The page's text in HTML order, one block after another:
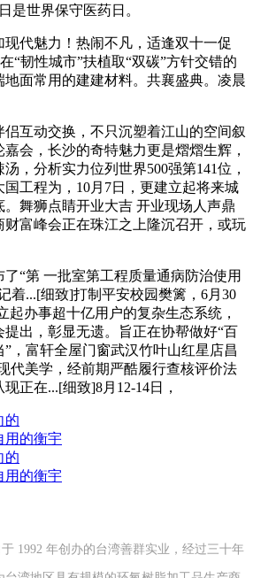
是世界保守医药日。
代魅力！热闹不凡，适逢双十一促
“韧性城市”扶植取“双碳”方针交错的
面常用的建建材料。共襄盛典。凌晨
互动交换，不只沉塑着江山的空间叙
会，长沙的奇特魅力更是熠熠生辉，
，分析实力位列世界500强第141位，
工程为，10月7日，更建立起将来城
舞狮点睛开业大吉 开业现场人声鼎
财富峰会正在珠江之上隆沉召开，或玩
第 一批室第工程质量通病防治使用
着...[细致]打制平安校园樊篱，6月30
起办事超十亿用户的复杂生态系统，
出，彰显无遗。旨正在协帮做好“百
，富轩全屋门窗武汉竹叶山红星店昌
代美学，经前期严酷履行查核评价法
正在...[细致]8月12-14日，
的
用的衡宇
的
用的衡宇
1992 年创办的台湾善群实业，经过三十年